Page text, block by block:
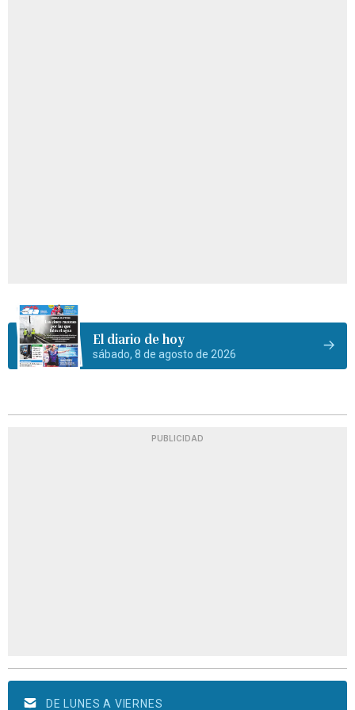
El diario de hoy
sábado, 8 de agosto de 2026
PUBLICIDAD
DE LUNES A VIERNES